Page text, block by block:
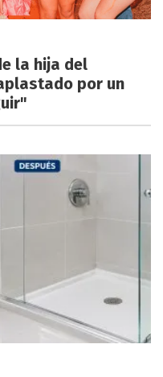
la hija del
por un